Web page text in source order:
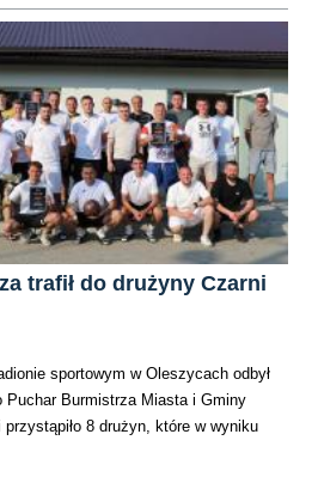
trafił do drużyny Czarni
sportowym w Oleszycach odbył
Puchar Burmistrza Miasta i Gminy
8 drużyn, które w wyniku